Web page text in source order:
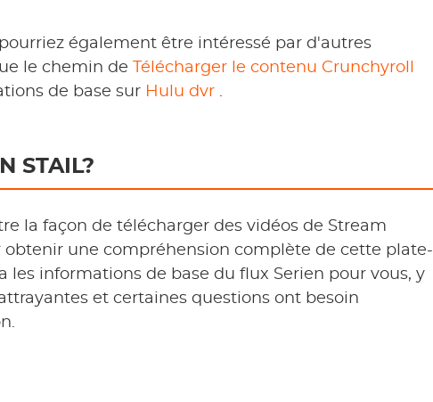
également être intéressé par d'autres
le chemin de
Télécharger le contenu Crunchyroll
de base sur Hulu dvr .
STAIL?
la façon de télécharger des vidéos de Stream
obtenir une compréhension complète de cette plate-
les informations de base du flux Serien pour vous, y
et certaines questions ont besoin